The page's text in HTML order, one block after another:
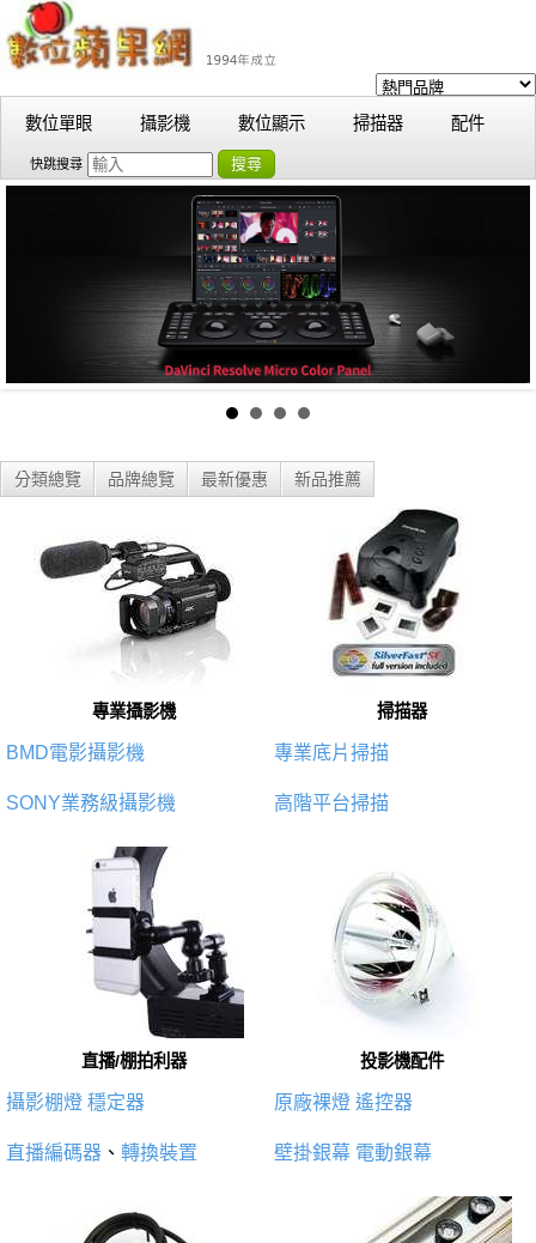
數位單眼 攝影機 數位顯示 掃描器 配件
快跳搜尋 搜尋
分類總覽 品牌總覽 最新優惠 新品推薦
專業攝影機
BMD電影攝影機
SONY業務級攝影機
掃描器
專業底片掃描
高階平台掃描
直播/棚拍利器
攝影棚燈 穩定器
直播編碼器 、 轉換裝置
投影機配件
原廠裸燈 遙控器
壁掛銀幕 電動銀幕